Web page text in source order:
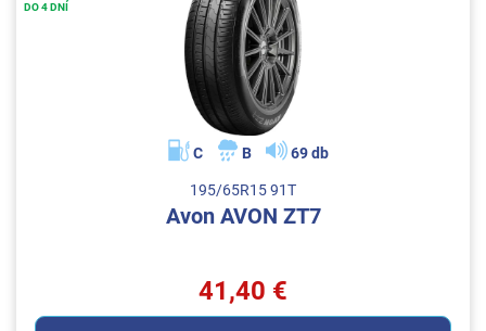
DO 4 DNÍ
C B 69 db
195/65R15 91T
Avon AVON ZT7
41,40 €